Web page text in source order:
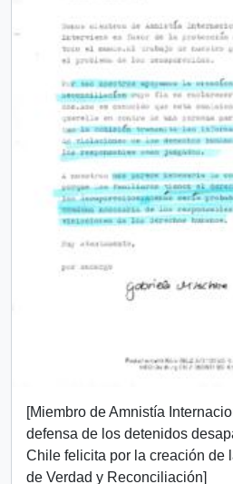
[Miembro de Amnistía
defensa de los detenidos
Chile felicita por la creación de
de Verdad y Reconciliación]